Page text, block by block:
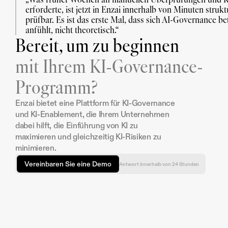
erforderte, ist jetzt in Enzai innerhalb von Minuten
prüfbar. Es ist das erste Mal, dass sich AI-Governance
anfühlt, nicht theoretisch.“
Bereit, um zu beginnen
mit Ihrem KI-Governance-
Programm?
Enzai bietet eine Plattform für KI-Governance
und KI-Enablement, die Ihrem Unternehmen
dabei hilft, die Einführung von KI zu
maximieren und gleichzeitig KI-Risiken zu
minimieren.
Vereinbaren Sie eine Demo Antwort innerhalb von 24 Stunden